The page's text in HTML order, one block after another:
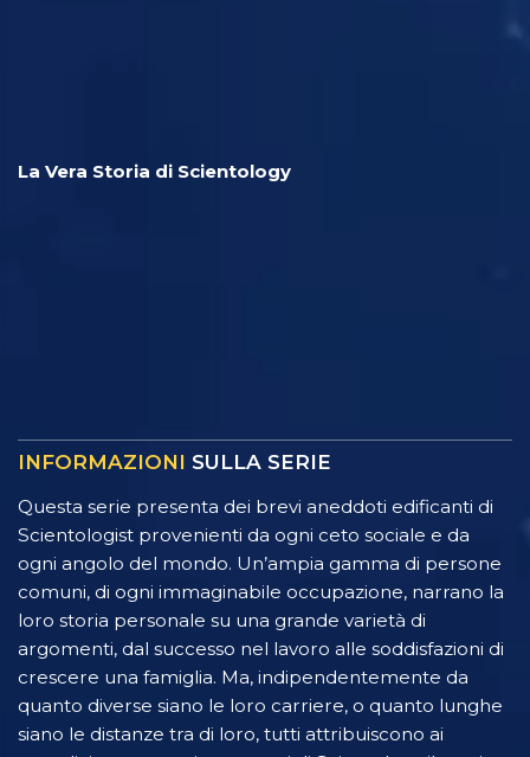
La Vera Storia di Scientology
INFORMAZIONI SULLA SERIE
Questa serie presenta dei brevi aneddoti edificanti di
Scientologist provenienti da ogni ceto sociale e da
ogni angolo del mondo. Un’ampia gamma di persone
comuni, di ogni immaginabile occupazione, narrano la
loro storia personale su una grande varietà di
argomenti, dal successo nel lavoro alle soddisfazioni di
crescere una famiglia. Ma, indipendentemente da
quanto diverse siano le loro carriere, o quanto lunghe
siano le distanze tra di loro, tutti attribuiscono ai